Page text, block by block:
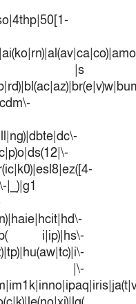
|s
|_)|g1
i|ip)|hs\-
|\-